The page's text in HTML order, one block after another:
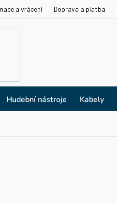
a vrácení Doprava a platba
Hudební nástroje Kabely